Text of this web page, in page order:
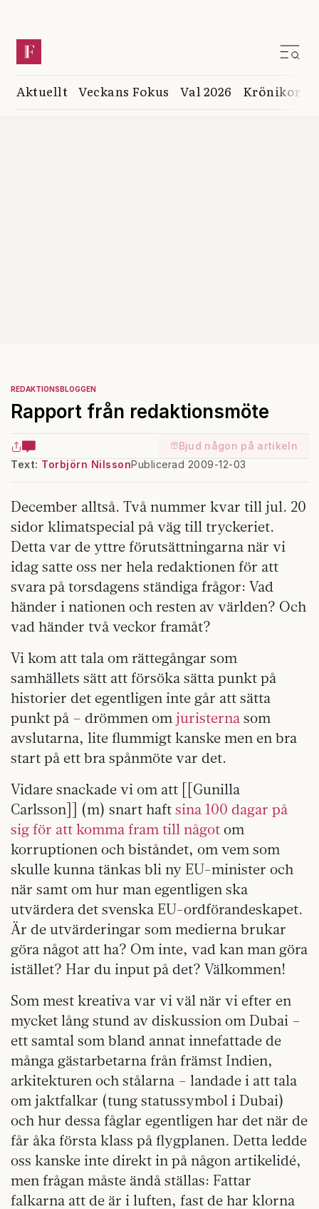
Aktuellt Veckans Fokus Val 2026 Krönikor
REDAKTIONSBLOGGEN
Rapport från redaktionsmöte
Bjud någon på artikeln
Text: Torbjörn NilssonPublicerad 2009-12-03
December alltså. Två nummer kvar till jul. 20
sidor klimatspecial på väg till tryckeriet.
Detta var de yttre förutsättningarna när vi
idag satte oss ner hela redaktionen för att
svara på torsdagens ständiga frågor: Vad
händer i nationen och resten av världen? Och
vad händer två veckor framåt?
Vi kom att tala om rättegångar som
samhällets sätt att försöka sätta punkt på
historier det egentligen inte går att sätta
punkt på – drömmen om juristerna som
avslutarna, lite flummigt kanske men en bra
start på ett bra spånmöte var det.
Vidare snackade vi om att [[Gunilla
Carlsson]] (m) snart haft sina 100 dagar på
sig för att komma fram till något om
korruptionen och biståndet, om vem som
skulle kunna tänkas bli ny EU-minister och
när samt om hur man egentligen ska
utvärdera det svenska EU-ordförandeskapet.
Är de utvärderingar som medierna brukar
göra något att ha? Om inte, vad kan man göra
istället? Har du input på det? Välkommen!
Som mest kreativa var vi väl när vi efter en
mycket lång stund av diskussion om Dubai –
ett samtal som bland annat innefattade de
många gästarbetarna från främst Indien,
arkitekturen och stålarna – landade i att tala
om jaktfalkar (tung statussymbol i Dubai)
och hur dessa fåglar egentligen har det när de
får åka första klass på flygplanen. Detta ledde
oss kanske inte direkt in på någon artikelidé,
men frågan måste ändå ställas: Fattar
falkarna att de är i luften, fast de har klorna